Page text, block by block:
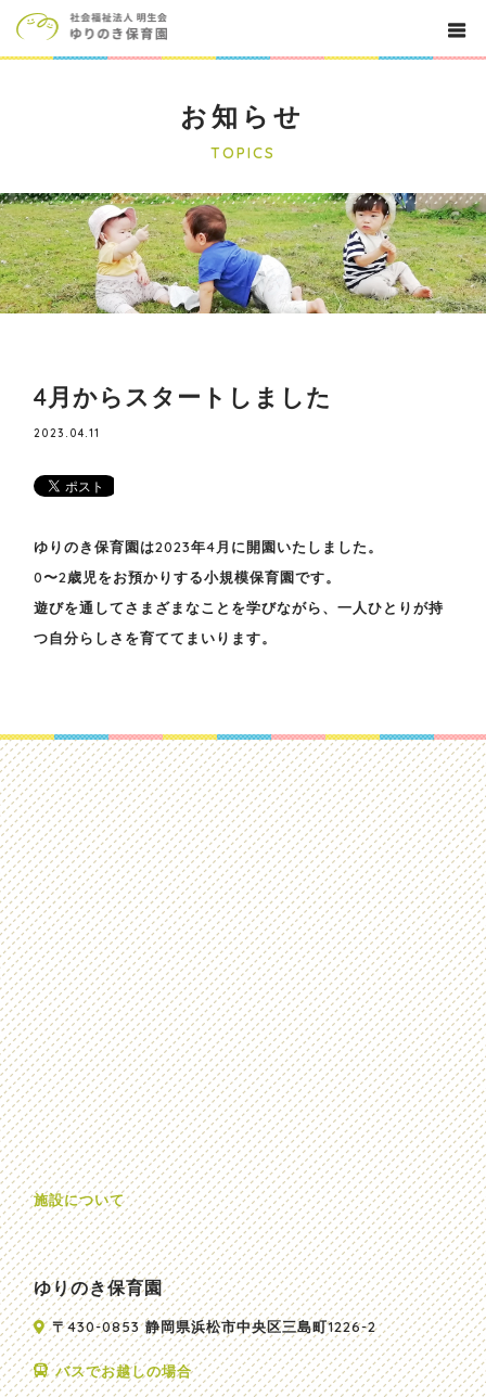
お知らせ
TOPICS
4月からスタートしました
2023.04.11
ゆりのき保育園は2023年4月に開園いたしました。
0〜2歳児をお預かりする小規模保育園です。
遊びを通してさまざまなことを学びながら、一人ひとりが持
つ自分らしさを育ててまいります。
施設について
ゆりのき保育園
〒430-0853 静岡県浜松市中央区三島町1226-2
バスでお越しの場合